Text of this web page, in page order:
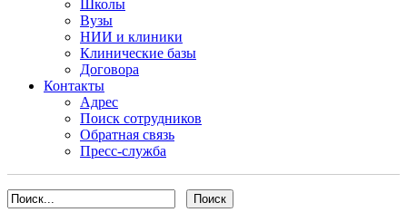
Школы
Вузы
НИИ и клиники
Клинические базы
Договора
Контакты
Адрес
Поиск сотрудников
Обратная связь
Пресс-служба